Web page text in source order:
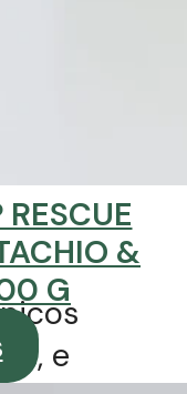
&
G
do
e